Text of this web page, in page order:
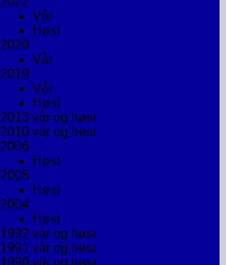
Vår
Høst
2020
Vår
2019
Vår
Høst
2013 vår og høst
2010 vår og høst
2006
Høst
2005
Høst
2004
Høst
1992 vår og høst
1991 vår og høst
1990 vår og høst